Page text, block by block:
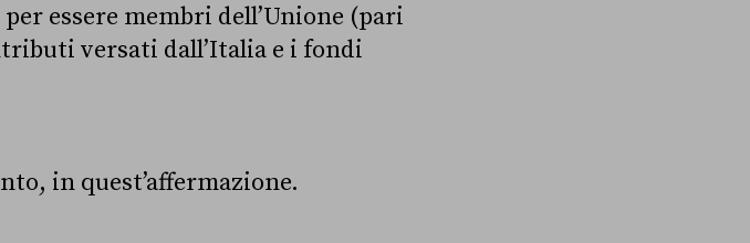
essere membri dell’Unione (pari
versati dall’Italia e i fondi
in quest’affermazione.